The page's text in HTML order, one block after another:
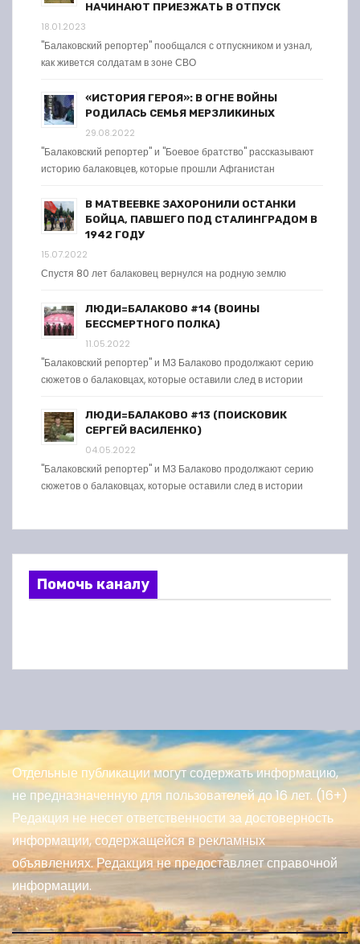
НАЧИНАЮТ ПРИЕЗЖАТЬ В ОТПУСК
18.01.2023
"Балаковский репортер" пообщался с отпускником и узнал,
как живется солдатам в зоне СВО
«ИСТОРИЯ ГЕРОЯ»: В ОГНЕ ВОЙНЫ
РОДИЛАСЬ СЕМЬЯ МЕРЗЛИКИНЫХ
29.08.2022
"Балаковский репортер" и "Боевое братство" рассказывают
историю балаковцев, которые прошли Афганистан
В МАТВЕЕВКЕ ЗАХОРОНИЛИ ОСТАНКИ
БОЙЦА, ПАВШЕГО ПОД СТАЛИНГРАДОМ В
1942 ГОДУ
15.07.2022
Спустя 80 лет балаковец вернулся на родную землю
ЛЮДИ=БАЛАКОВО #14 (ВОИНЫ
БЕССМЕРТНОГО ПОЛКА)
11.05.2022
"Балаковский репортер" и МЗ Балаково продолжают серию
сюжетов о балаковцах, которые оставили след в истории
ЛЮДИ=БАЛАКОВО #13 (ПОИСКОВИК
СЕРГЕЙ ВАСИЛЕНКО)
04.05.2022
"Балаковский репортер" и МЗ Балаково продолжают серию
сюжетов о балаковцах, которые оставили след в истории
Помочь каналу
Отдельные публикации могут содержать информацию,
не предназначенную для пользователей до 16 лет. (16+)
Редакция не несет ответственности за достоверность
информации, содержащейся в рекламных
объявлениях. Редакция не предоставляет справочной
информации.